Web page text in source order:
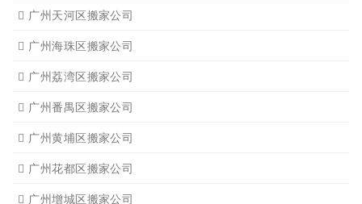
广州天河区搬家公司
广州海珠区搬家公司
广州荔湾区搬家公司
广州番禺区搬家公司
广州黄埔区搬家公司
广州花都区搬家公司
广州增城区搬家公司